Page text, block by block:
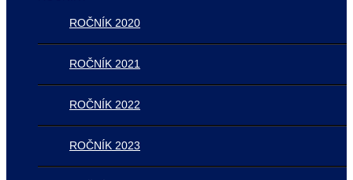
ROČNÍK 2020
ROČNÍK 2021
ROČNÍK 2022
ROČNÍK 2023